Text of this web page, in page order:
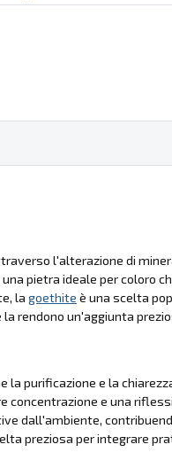
l'alterazione di
pietra ideale per coloro
la goethite è una scelta
rendono un'aggiunta
purificazione e la
e una
dall'ambiente,
preziosa per integrare